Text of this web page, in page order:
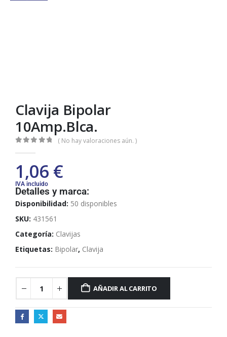
Clavija Bipolar
10Amp.Blca.
( No hay valoraciones aún. )
1,06 €
IVA incluido
Detalles y marca:
Disponibilidad: 50 disponibles
SKU: 431561
Categoría: Clavijas
Etiquetas: Bipolar, Clavija
AÑADIR AL CARRITO